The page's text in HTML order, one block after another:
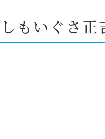
しもいぐさ正